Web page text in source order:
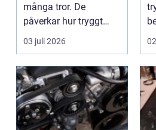
många tror. De
påverkar hur tryggt
fyrhjulingen beter sig
på vä...
03 juli 2026